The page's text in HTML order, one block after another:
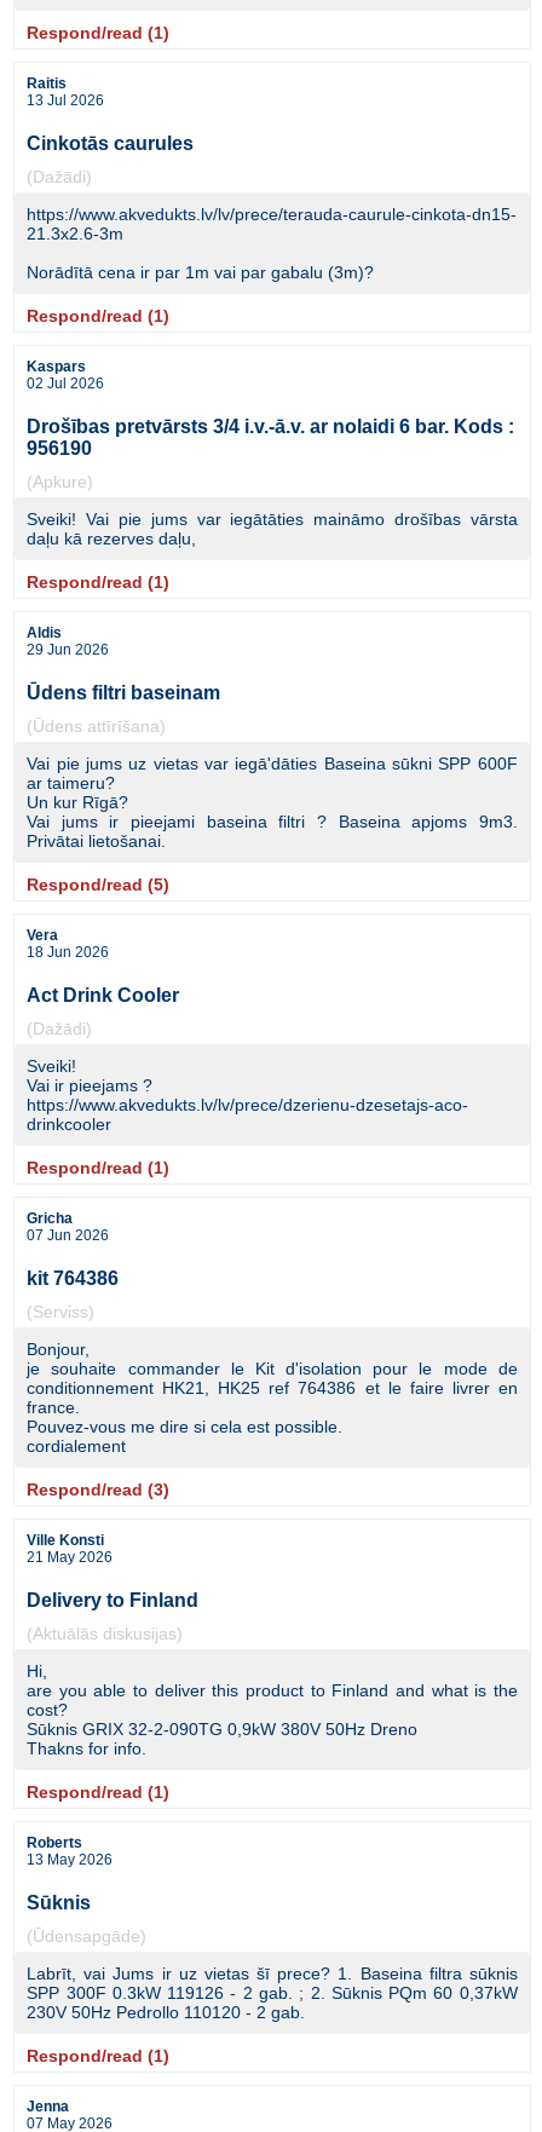
Respond/read (1)
Raitis
13 Jul 2026
Cinkotās caurules
(Dažādi)
https://www.akvedukts.lv/lv/prece/terauda-caurule-cinkota-dn15-
21.3x2.6-3m
Norādītā cena ir par 1m vai par gabalu (3m)?
Respond/read (1)
Kaspars
02 Jul 2026
Drošības pretvārsts 3/4 i.v.-ā.v. ar nolaidi 6 bar. Kods :
956190
(Apkure)
Sveiki! Vai pie jums var iegātāties maināmo drošības vārsta
daļu kā rezerves daļu,
Respond/read (1)
Aldis
29 Jun 2026
Ūdens filtri baseinam
(Ūdens attīrīšana)
Vai pie jums uz vietas var iegā'dāties Baseina sūkni SPP 600F
ar taimeru?
Un kur Rīgā?
Vai jums ir pieejami baseina filtri ? Baseina apjoms 9m3.
Privātai lietošanai.
Respond/read (5)
Vera
18 Jun 2026
Act Drink Cooler
(Dažādi)
Sveiki!
Vai ir pieejams ?
https://www.akvedukts.lv/lv/prece/dzerienu-dzesetajs-aco-
drinkcooler
Respond/read (1)
Gricha
07 Jun 2026
kit 764386
(Serviss)
Bonjour,
je souhaite commander le Kit d'isolation pour le mode de
conditionnement HK21, HK25 ref 764386 et le faire livrer en
france.
Pouvez-vous me dire si cela est possible.
cordialement
Respond/read (3)
Ville Konsti
21 May 2026
Delivery to Finland
(Aktuālās diskusijas)
Hi,
are you able to deliver this product to Finland and what is the
cost?
Sūknis GRIX 32-2-090TG 0,9kW 380V 50Hz Dreno
Thakns for info.
Respond/read (1)
Roberts
13 May 2026
Sūknis
(Ūdensapgāde)
Labrīt, vai Jums ir uz vietas šī prece? 1. Baseina filtra sūknis
SPP 300F 0.3kW 119126 - 2 gab. ; 2. Sūknis PQm 60 0,37kW
230V 50Hz Pedrollo 110120 - 2 gab.
Respond/read (1)
Jenna
07 May 2026